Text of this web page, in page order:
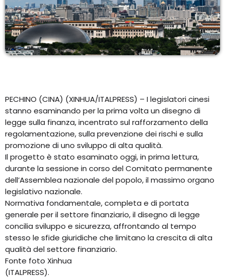
PECHINO (CINA) (XINHUA/ITALPRESS) – I legislatori cinesi
stanno esaminando per la prima volta un disegno di
legge sulla finanza, incentrato sul rafforzamento della
regolamentazione, sulla prevenzione dei rischi e sulla
promozione di uno sviluppo di alta qualità.
Il progetto è stato esaminato oggi, in prima lettura,
durante la sessione in corso del Comitato permanente
dell’Assemblea nazionale del popolo, il massimo organo
legislativo nazionale.
Normativa fondamentale, completa e di portata
generale per il settore finanziario, il disegno di legge
concilia sviluppo e sicurezza, affrontando al tempo
stesso le sfide giuridiche che limitano la crescita di alta
qualità del settore finanziario.
Fonte foto Xinhua
(ITALPRESS).